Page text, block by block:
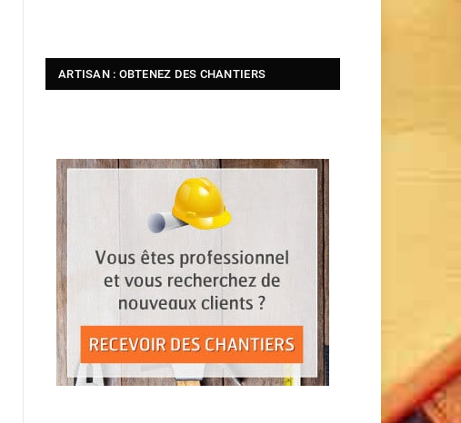
ARTISAN : OBTENEZ DES CHANTIERS